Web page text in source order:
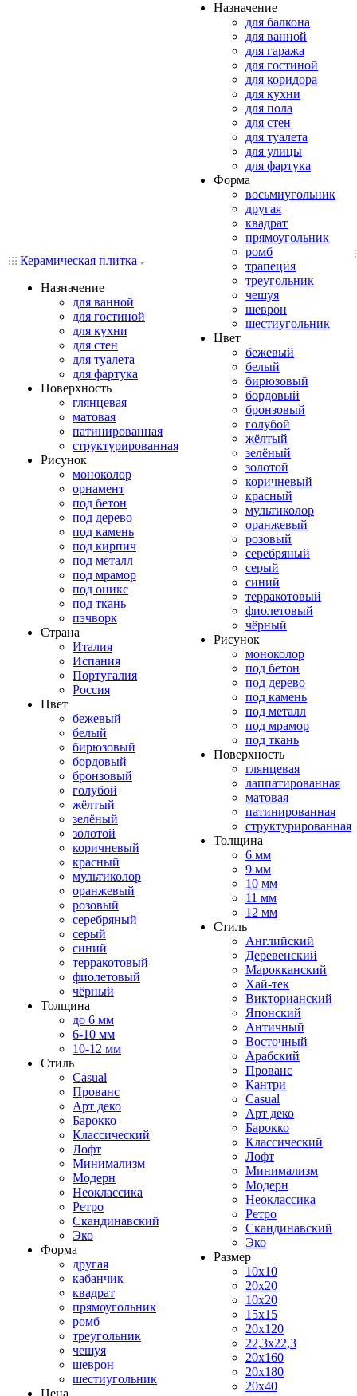
Керамическая плитка
Назначение
для ванной
для гостиной
для кухни
для стен
для туалета
для фартука
Поверхность
глянцевая
матовая
патинированная
структурированная
Рисунок
моноколор
орнамент
под бетон
под дерево
под камень
под кирпич
под металл
под мрамор
под оникс
под ткань
пэчворк
Страна
Италия
Испания
Португалия
Россия
Цвет
бежевый
белый
бирюзовый
бордовый
бронзовый
голубой
жёлтый
зелёный
золотой
коричневый
красный
мультиколор
оранжевый
розовый
серебряный
серый
синий
терракотовый
фиолетовый
чёрный
Толщина
до 6 мм
6-10 мм
10-12 мм
Стиль
Casual
Прованс
Арт деко
Барокко
Классический
Лофт
Минимализм
Модерн
Неоклассика
Ретро
Скандинавский
Эко
Форма
другая
кабанчик
квадрат
прямоугольник
ромб
треугольник
чешуя
шеврон
шестиугольник
Цена
Назначение
для балкона
для ванной
для гаража
для гостиной
для коридора
для кухни
для пола
для стен
для туалета
для улицы
для фартука
Форма
восьмиугольник
другая
квадрат
прямоугольник
ромб
трапеция
треугольник
чешуя
шеврон
шестиугольник
Цвет
бежевый
белый
бирюзовый
бордовый
бронзовый
голубой
жёлтый
зелёный
золотой
коричневый
красный
мультиколор
оранжевый
розовый
серебряный
серый
синий
терракотовый
фиолетовый
чёрный
Рисунок
моноколор
под бетон
под дерево
под камень
под металл
под мрамор
под ткань
Поверхность
глянцевая
лаппатированная
матовая
патинированная
структурированная
Толщина
6 мм
9 мм
10 мм
11 мм
12 мм
Стиль
Английский
Деревенский
Марокканский
Хай-тек
Викторианский
Японский
Античный
Восточный
Арабский
Прованс
Кантри
Casual
Арт деко
Барокко
Классический
Лофт
Минимализм
Модерн
Неоклассика
Ретро
Скандинавский
Эко
Размер
10x10
20x20
10x20
15x15
20x120
22,3x22,3
20x160
20x180
20x40